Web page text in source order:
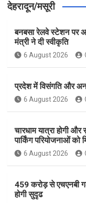
देहरादून/मसूरी
बनबसा रेलवे स्टेशन पर
मंत्री ने दी स्वीकृति
6 August 2026
प्रदेश में विसंगति और
6 August 2026
चारधाम यात्रा होगी
पार्किंग परियोजनाओं को
6 August 2026
459 करोड़ से एचएनबी
होगी सुदृढ